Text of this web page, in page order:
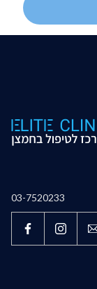
03-7520233